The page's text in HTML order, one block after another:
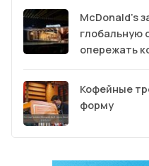
McDonald’s
глобальную
опережать
Кофейные
форму